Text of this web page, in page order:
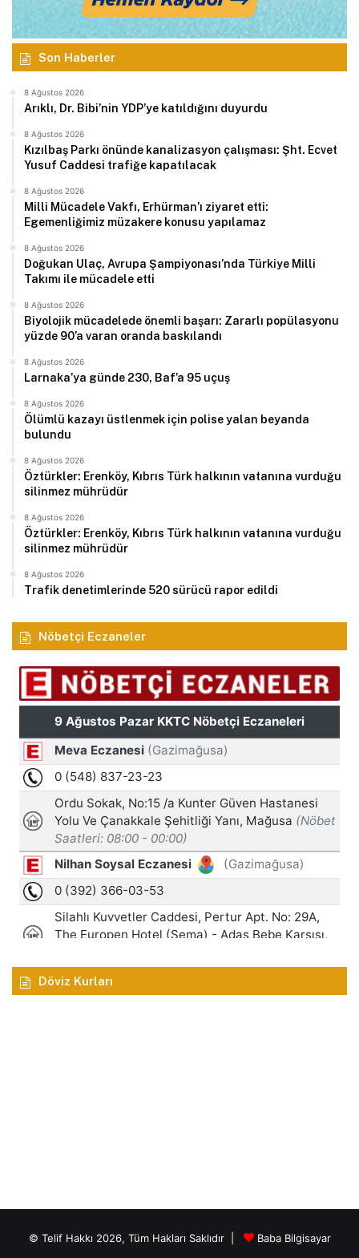
Son Haberler
8 Ağustos 2026
Arıklı, Dr. Bibi’nin YDP’ye katıldığını duyurdu
8 Ağustos 2026
Kızılbaş Parkı önünde kanalizasyon çalışması: Şht. Ecvet
Yusuf Caddesi trafiğe kapatılacak
8 Ağustos 2026
Milli Mücadele Vakfı, Erhürman’ı ziyaret etti:
Egemenliğimiz müzakere konusu yapılamaz
8 Ağustos 2026
Doğukan Ulaç, Avrupa Şampiyonası’nda Türkiye Milli
Takımı ile mücadele etti
8 Ağustos 2026
Biyolojik mücadelede önemli başarı: Zararlı popülasyonu
yüzde 90’a varan oranda baskılandı
8 Ağustos 2026
Larnaka’ya günde 230, Baf’a 95 uçuş
8 Ağustos 2026
Ölümlü kazayı üstlenmek için polise yalan beyanda
bulundu
8 Ağustos 2026
Öztürkler: Erenköy, Kıbrıs Türk halkının vatanına vurduğu
silinmez mührüdür
8 Ağustos 2026
Öztürkler: Erenköy, Kıbrıs Türk halkının vatanına vurduğu
silinmez mührüdür
8 Ağustos 2026
Trafik denetimlerinde 520 sürücü rapor edildi
Nöbetçi Eczaneler
Döviz Kurları
© Telif Hakkı 2026, Tüm Hakları Saklıdır |
Baba Bilgisayar